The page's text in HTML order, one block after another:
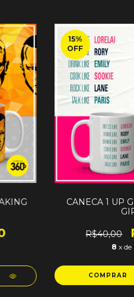
15%
OFF
CANECA 1 UP
R$40,00
8 x de